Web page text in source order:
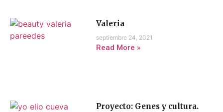
Valeria
septiembre 24, 2021
Read More »
Proyecto: Genes y cultura.